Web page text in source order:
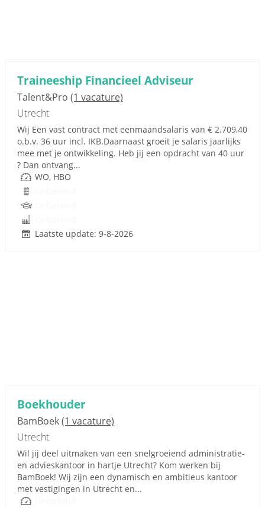
Traineeship Financieel Adviseur
Talent&Pro (1 vacature)
Utrecht
Wij Een vast contract met eenmaandsalaris van € 2.709,40
o.b.v. 36 uur incl. IKB.Daarnaast groeit je salaris jaarlijks
mee met je ontwikkeling. Heb jij een opdracht van 40 uur
? Dan ontvang...
WO, HBO
Laatste update: 9-8-2026
Boekhouder
BamBoek(1 vacature)
Utrecht
Wil jij deel uitmaken van een snelgroeiend administratie-
en advieskantoor in hartje Utrecht? Kom werken bij
BamBoek! Wij zijn een dynamisch en ambitieus kantoor
met vestigingen in Utrecht en...